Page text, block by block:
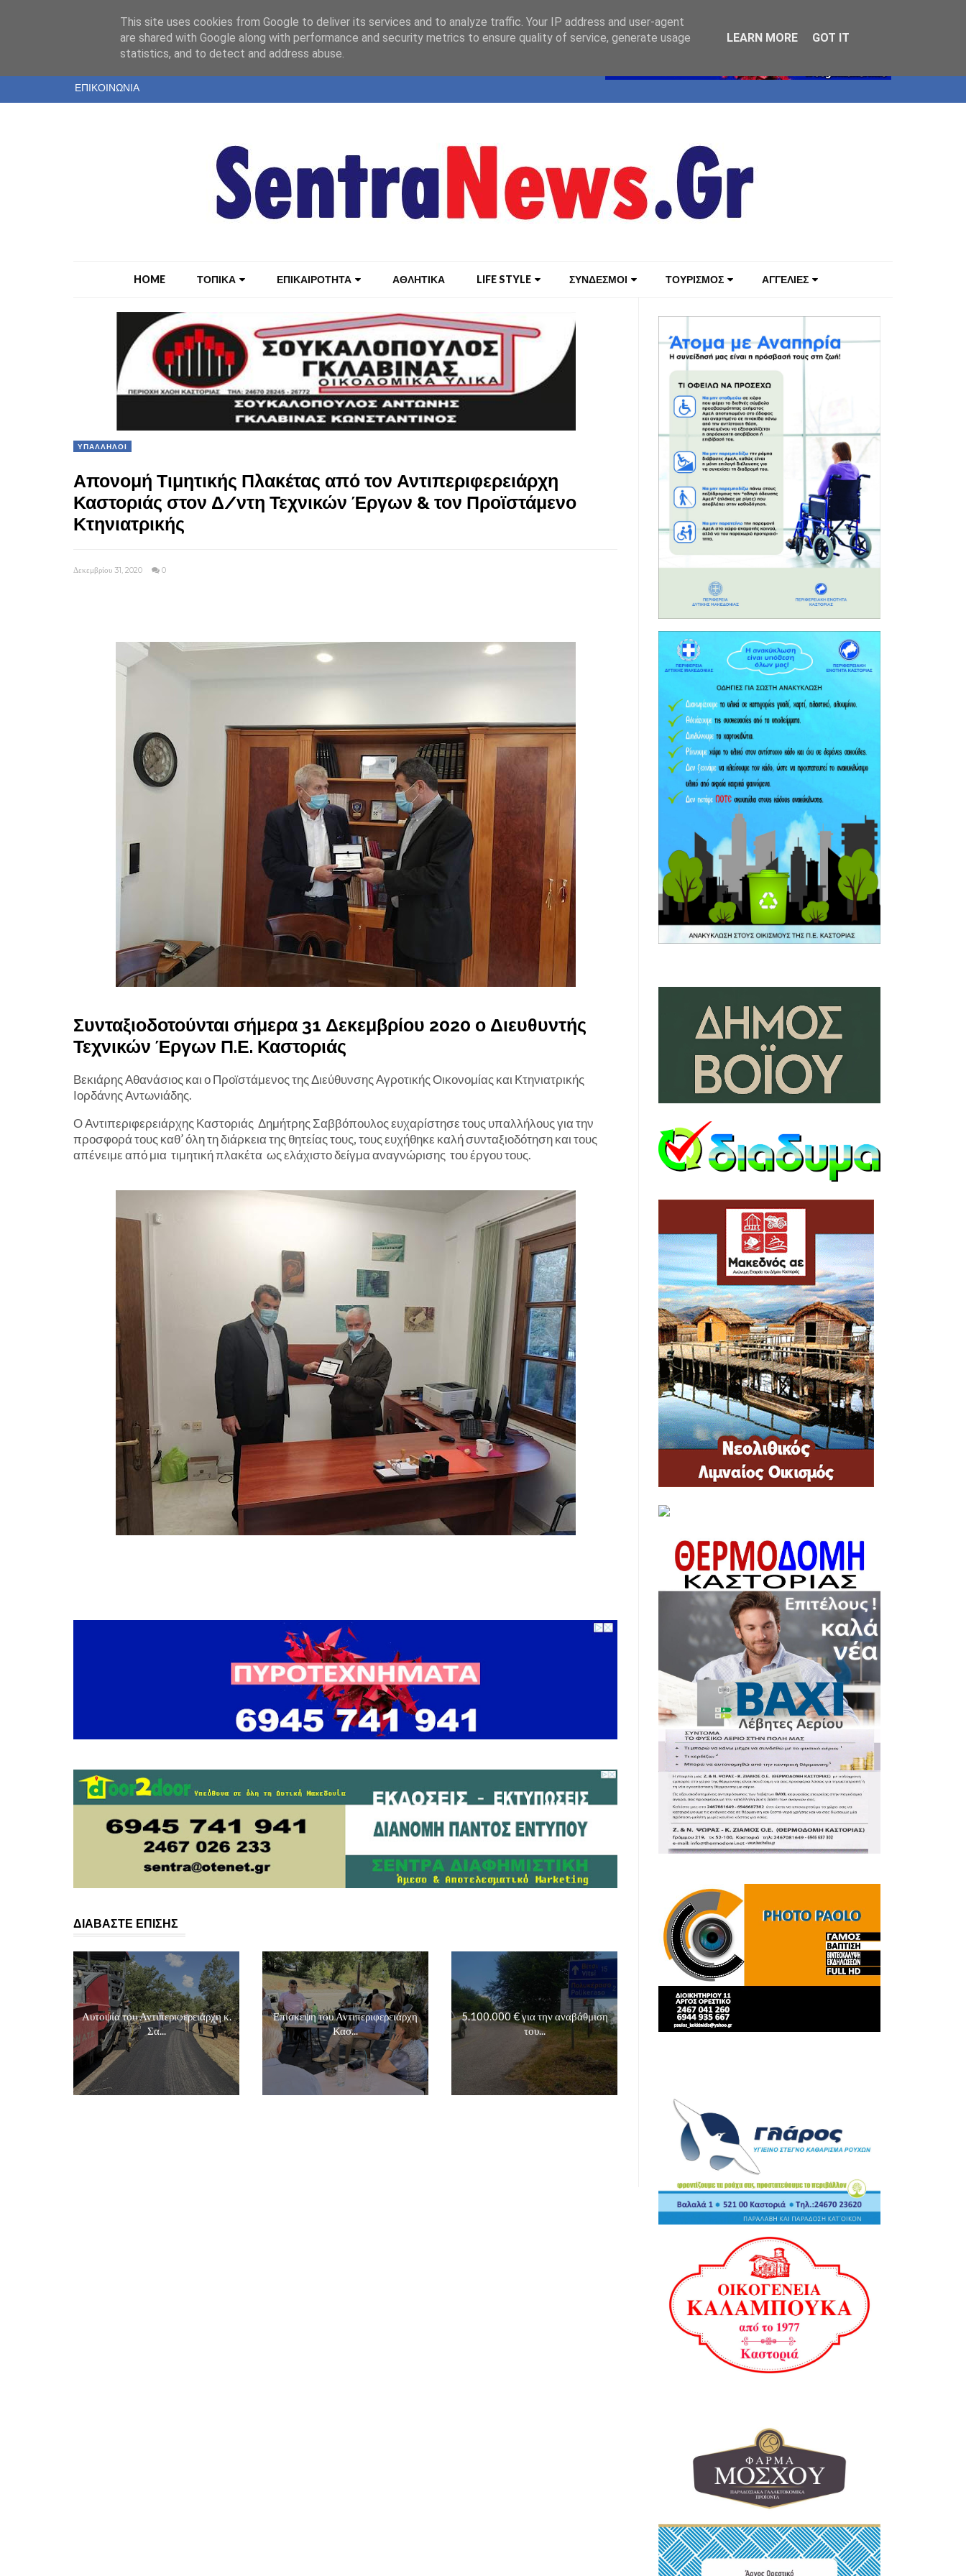
ΤΑΥΤΟΤΗΤΑ
ΕΝΤΥΠΗ ΕΚΔΟΣΗ
ΕΠΙΚΟΙΝΩΝΙΑ
HOME ΤΟΠΙΚΑ ΕΠΙΚΑΙΡΟΤΗΤΑ ΑΘΛΗΤΙΚΑ LIFE STYLE ΣΥΝΔΕΣΜΟΙ ΤΟΥΡΙΣΜΟΣ ΑΓΓΕΛΙΕΣ
ΥΠΑΛΛΗΛΟΙ
Απονομή Τιμητικής Πλακέτας από τον Αντιπεριφερειάρχη
Καστοριάς στον Δ/ντη Τεχνικών Έργων & τον Προϊστάμενο
Κτηνιατρικής
Δεκεμβρίου 31, 2020 0
Συνταξιοδοτούνται σήμερα 31 Δεκεμβρίου 2020 ο Διευθυντής
Τεχνικών Έργων Π.Ε. Καστοριάς
Βεκιάρης Αθανάσιος και ο Προϊστάμενος της Διεύθυνσης Αγροτικής Οικονομίας και Κτηνιατρικής
Ιορδάνης Αντωνιάδης.
Ο Αντιπεριφερειάρχης Καστοριάς Δημήτρης Σαββόπουλος ευχαρίστησε τους υπαλλήλους για την
προσφορά τους καθ’ όλη τη διάρκεια της θητείας τους, τους ευχήθηκε καλή συνταξιοδότηση και τους
απένειμε από μια τιμητική πλακέτα ως ελάχιστο δείγμα αναγνώρισης του έργου τους.
ΔΙΑΒΑΣΤΕ ΕΠΙΣΗΣ
Αυτοψία του Αντιπεριφερειάρχη κ.
Σα...
Επίσκεψη του Αντιπεριφερειάρχη
Κασ...
5.100.000 € για την αναβάθμιση
του...
This site uses cookies from Google to deliver its services and to analyze traffic. Your IP address and user-agent
are shared with Google along with performance and security metrics to ensure quality of service, generate usage
statistics, and to detect and address abuse.
LEARN MORE GOT IT